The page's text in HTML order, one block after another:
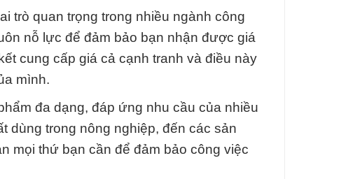
trò quan trọng trong nhiều ngành công
nỗ lực để đảm bảo bạn nhận được giá
cung cấp giá cả cạnh tranh và điều này
mình.
đa dạng, đáp ứng nhu cầu của nhiều
dùng trong nông nghiệp, đến các sản
mọi thứ bạn cần để đảm bảo công việc